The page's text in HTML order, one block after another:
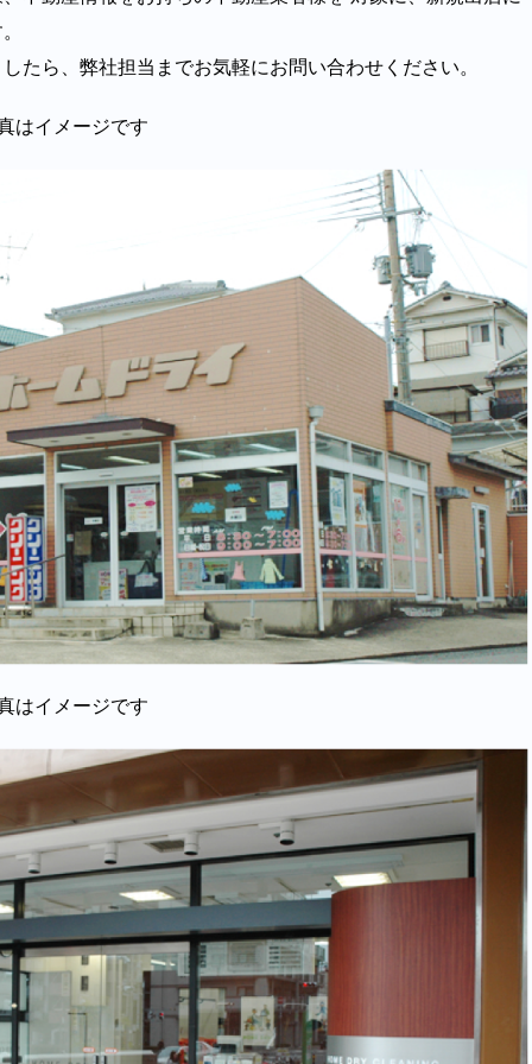
たら、弊社担当までお気軽にお問い合わせください。
はイメージです
はイメージです